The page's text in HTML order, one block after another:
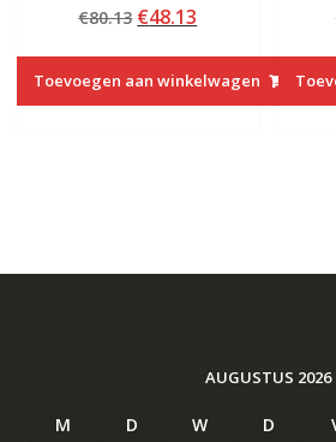
5.00
van 5
€80.13 Oorspronkelijke
was:
€80.13.
€48.13
is:
€48.13.
Toevoegen aan winkelwagen
AUGUSTUS 2026
M D W D